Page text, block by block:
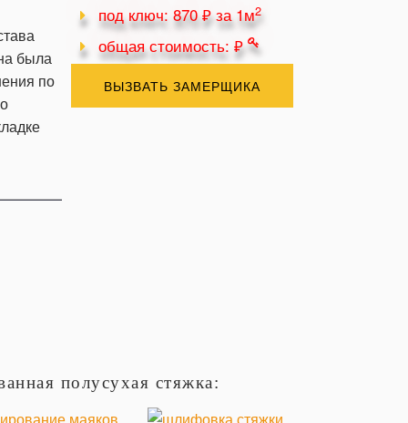
была
по
под ключ: 870 ₽ за 1м2
общая стоимость: ₽
ВЫЗВАТЬ ЗАМЕРЩИКА
полусухая стяжка: